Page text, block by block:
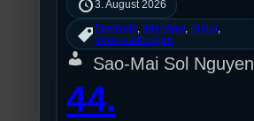
3. August 2026
Festivals Interview, Kultur
Veranstaltungen
Sao-Mai Sol Nguyen
44.